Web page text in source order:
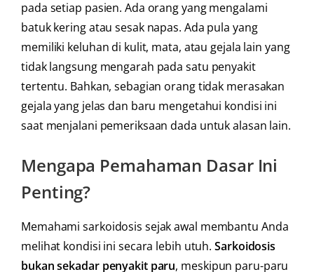
pada setiap pasien. Ada orang yang mengalami
batuk kering atau sesak napas. Ada pula yang
memiliki keluhan di kulit, mata, atau gejala lain yang
tidak langsung mengarah pada satu penyakit
tertentu. Bahkan, sebagian orang tidak merasakan
gejala yang jelas dan baru mengetahui kondisi ini
saat menjalani pemeriksaan dada untuk alasan lain.
Mengapa Pemahaman Dasar Ini
Penting?
Memahami sarkoidosis sejak awal membantu Anda
melihat kondisi ini secara lebih utuh.Sarkoidosis
bukan sekadar penyakit paru, meskipun paru-paru